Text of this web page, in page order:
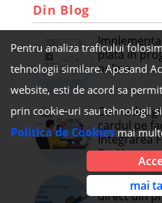
Din Blog
plată în
online
Cum
cardul pe
Integrarea
PayU
Plătește
direct din
Pentru analiza traficului
tehnologii similare. Apasand
website, esti de acord sa
prin cookie-uri sau tehnologii
Politica de Cookiesmai
mai